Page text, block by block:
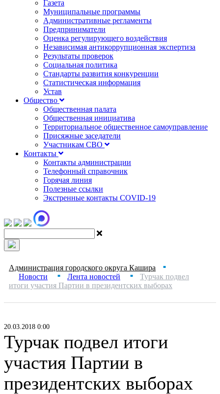
Газета
Муниципальные программы
Административные регламенты
Предприниматели
Оценка регулирующего воздействия
Независимая антикоррупционная экспертиза
Результаты проверок
Социальная политика
Стандарты развития конкуренции
Статистическая информация
Устав
Общество
Общественная палата
Общественная инициатива
Территориальное общественное самоуправление
Присяжные заседатели
Участникам СВО
Контакты
Контакты администрации
Телефонный справочник
Горячая линия
Полезные ссылки
Экстренные контакты COVID-19
Администрация городского округа Кашира ■
Новости ■ Лента новостей ■
Турчак подвел
итоги участия Партии в президентских выборах
20.03.2018 0:00
Турчак подвел итоги
участия Партии в
президентских выборах